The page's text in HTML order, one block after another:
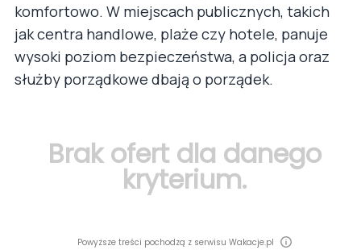
komfortowo. W miejscach publicznych, takich
jak centra handlowe, plaże czy hotele, panuje
wysoki poziom bezpieczeństwa, a policja oraz
służby porządkowe dbają o porządek.
Brak ofert dla danego
kryterium.
Powyższe treści pochodzą z serwisu Wakacje.pl